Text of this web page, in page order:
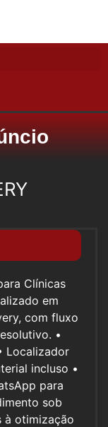
Clínicas
em
com fluxo
•
Localizador
incluso •
para
sob
à otimização